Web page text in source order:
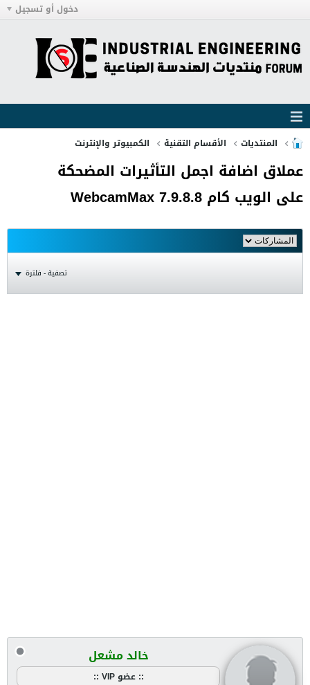
دخول أو تسجيل
المنتديات الأقسام التقنية الكمبيوتر والإنترنت
عملاق اضافة اجمل التأثيرات المضحكة
على الويب كام WebcamMax 7.9.8.8
تصفية - فلترة
خالد مشعل
:: عضو VIP ::